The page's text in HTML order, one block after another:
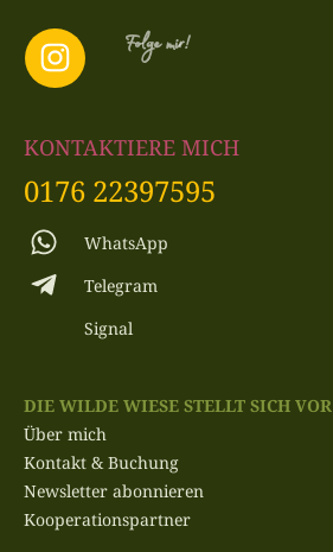
Folge mir!
KONTAKTIERE MICH
0176 22397595
WhatsApp
Telegram
Signal
DIE WILDE WIESE STELLT SICH VOR
Über mich
Kontakt & Buchung
Newsletter abonnieren
Kooperationspartner